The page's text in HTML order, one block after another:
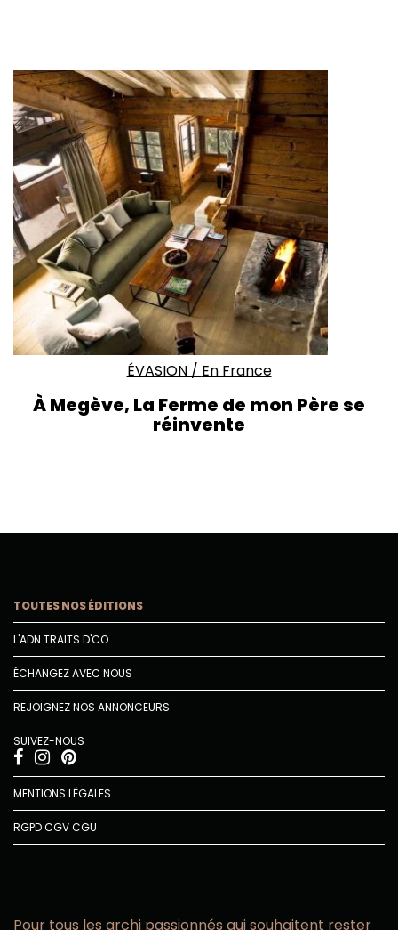
ÉVASION/ En France
À Megève, La Ferme de mon Père se
réinvente
TOUTES NOS ÉDITIONS
L'ADN TRAITS D'CO
ÉCHANGEZ AVEC NOUS
REJOIGNEZ NOS ANNONCEURS
SUIVEZ-NOUS
MENTIONS LÉGALES
RGPDCGVCGU
Pour tous les archi passionnés qui souhaitent rester